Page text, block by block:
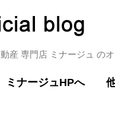
産 専門店 ミナージュ のオ
ミナージュHPへ